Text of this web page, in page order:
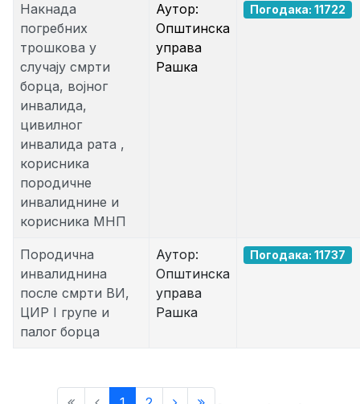
Накнада
погребних
трошкова у
случају смрти
борца, војног
инвалида,
цивилног
инвалида рата ,
корисника
породичне
инвалиднине и
корисника МНП
Аутор:
Општинска
управа
Рашка
Погодака: 11722
Породична
инвалиднина
после смрти ВИ,
ЦИР I групе и
палог борца
Аутор:
Општинска
управа
Рашка
Погодака: 11737